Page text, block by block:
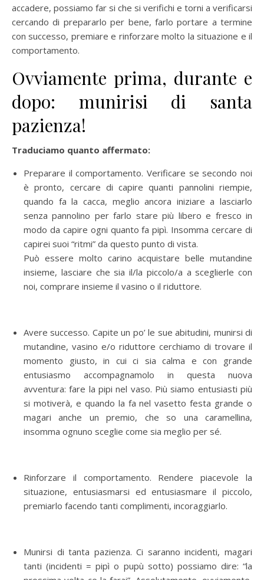
accadere, possiamo far si che si verifichi e torni a verificarsi
cercando di prepararlo per bene, farlo portare a termine
con successo, premiare e rinforzare molto la situazione e il
comportamento.
Ovviamente prima, durante e
dopo: munirisi di santa
pazienza!
Traduciamo quanto affermato:
Preparare il comportamento. Verificare se secondo noi
è pronto, cercare di capire quanti pannolini riempie,
quando fa la cacca, meglio ancora iniziare a lasciarlo
senza pannolino per farlo stare più libero e fresco in
modo da capire ogni quanto fa pipì. Insomma cercare di
capirei suoi “ritmi” da questo punto di vista.
Può essere molto carino acquistare belle mutandine
insieme, lasciare che sia il/la piccolo/a a sceglierle con
noi, comprare insieme il vasino o il riduttore.
Avere successo. Capite un po’ le sue abitudini, munirsi di
mutandine, vasino e/o riduttore cerchiamo di trovare il
momento giusto, in cui ci sia calma e con grande
entusiasmo accompagnamolo in questa nuova
avventura: fare la pipi nel vaso. Più siamo entusiasti più
si motiverà, e quando la fa nel vasetto festa grande o
magari anche un premio, che so una caramellina,
insomma ognuno sceglie come sia meglio per sé.
Rinforzare il comportamento. Rendere piacevole la
situazione, entusiasmarsi ed entusiasmare il piccolo,
premiarlo facendo tanti complimenti, incoraggiarlo.
Munirsi di tanta pazienza. Ci saranno incidenti, magari
tanti (incidenti = pipì o pupù sotto) possiamo dire: “la